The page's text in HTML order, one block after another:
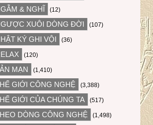
& NGHĨ (12)
XUÔI DÒNG ĐỜI (107)
KÝ GHI VỘI (36)
(120)
MẠN (1,410)
GIỚI CÔNG NGHỆ (3,388)
GIỚI CỦA CHÚNG TA (517)
DÒNG CÔNG NGHỆ (1,498)